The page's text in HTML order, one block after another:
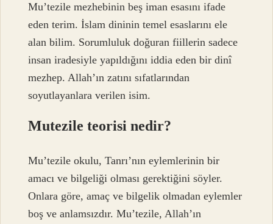
Mu’tezile mezhebinin beş iman esasını ifade
eden terim. İslam dininin temel esaslarını ele
alan bilim. Sorumluluk doğuran fiillerin sadece
insan iradesiyle yapıldığını iddia eden bir dinî
mezhep. Allah’ın zatını sıfatlarından
soyutlayanlara verilen isim.
Mutezile teorisi nedir?
Mu’tezile okulu, Tanrı’nın eylemlerinin bir
amacı ve bilgeliği olması gerektiğini söyler.
Onlara göre, amaç ve bilgelik olmadan eylemler
boş ve anlamsızdır. Mu’tezile, Allah’ın